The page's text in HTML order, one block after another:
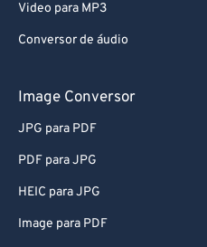
Video para MP3
Conversor de áudio
Image Conversor
JPG para PDF
PDF para JPG
HEIC para JPG
Image para PDF